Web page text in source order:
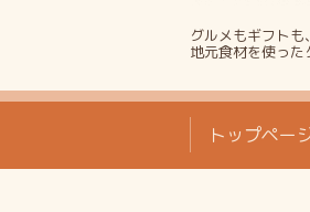
グルメもギフト
地元食材を使った
トップペー